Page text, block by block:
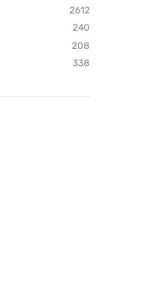
Bombus Raw
butter 50g
2612
240
208
338